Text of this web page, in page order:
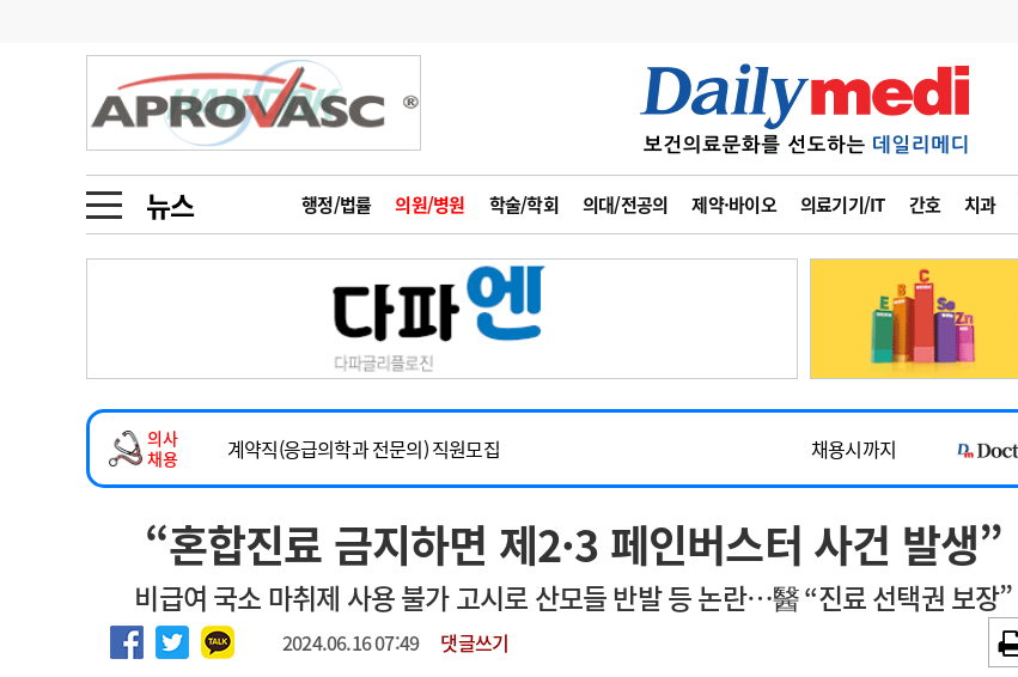
뉴스 행정/법률 의원/병원 학술/학회 의대/전공의 제약·바이오 의료기기/IT 간호 치과
금주의 검색어
1
의사인력 수급 추계
2
성분명 처방
3
AI의료
4
전공의 모집 결과
6
관리급여 실시
지필공 지원책
수련환경 개선
의과대학 입시
메디인포 인사 사고
오피니언 칼럼 수첩
인물 초대석 피플
동영상뉴스
포토뉴스
메디 Hospital 지역병원 중소병원
인포메이션 행정처분 판례 정책/통계 공시
고객센터 회사소개 법적고지 광고안내
의사
채용
2026년 하반기 인턴 모집
~2026-08-31
마취통증의학과 임기제 임상의사 채용
채용시까지
계약직(응급의학과 전문의) 직원모집
채용시까지
하반기 전공의(레지던트1년차) 모집
~2026-08-15
2026년 하반기 인턴 모집
~2026-08-31
마취통증의학과 임기제 임상의사 채용
채용시까지
“혼합진료 금지하면 제2·3 페인버스터 사건 발생”
비급여 국소 마취제 사용 불가 고시로 산모들 반발 등 논란…醫 “진료 선택권 보장”
2024.06.16 07:49 댓글쓰기